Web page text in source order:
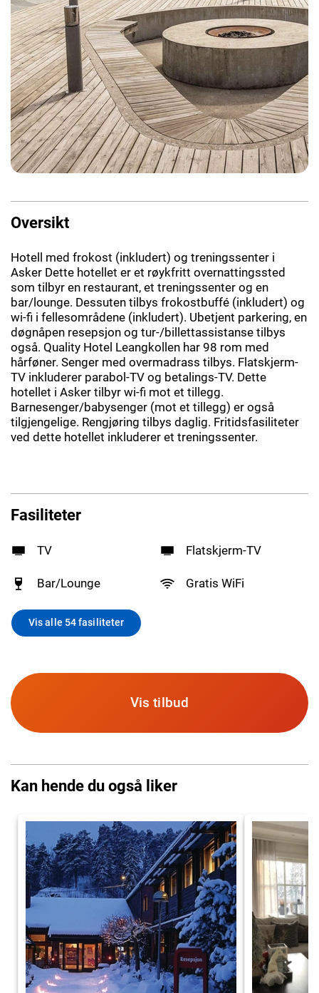
Oversikt
Hotell med frokost (inkludert) og treningssenter i
Asker Dette hotellet er et røykfritt overnattingssted
som tilbyr en restaurant, et treningssenter og en
bar/lounge. Dessuten tilbys frokostbuffé (inkludert) og
wi-fi i fellesområdene (inkludert). Ubetjent parkering, en
døgnåpen resepsjon og tur-/billettassistanse tilbys
også. Quality Hotel Leangkollen har 98 rom med
hårføner. Senger med overmadrass tilbys. Flatskjerm-
TV inkluderer parabol-TV og betalings-TV. Dette
hotellet i Asker tilbyr wi-fi mot et tillegg.
Barnesenger/babysenger (mot et tillegg) er også
tilgjengelige. Rengjøring tilbys daglig. Fritidsfasiliteter
ved dette hotellet inkluderer et treningssenter.
Fasiliteter
TV Flatskjerm-TV
Bar/Lounge Gratis WiFi
Vis alle 54 fasiliteter
Vis tilbud
Kan hende du også liker